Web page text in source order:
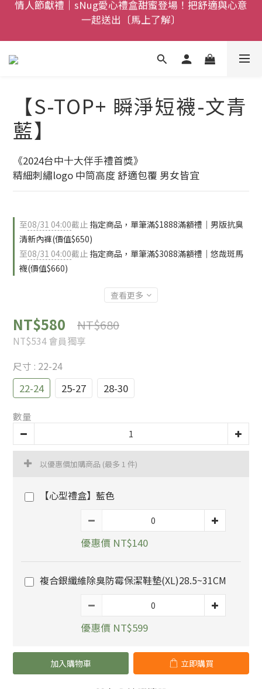
全館$800免運｜任搭８折起｜滿額再送新品-悠哉斑馬
襪〔立即了解〕
父親節禮盒登場｜把舒適送進爸爸的每一天，日夜呵護
一次備好〔馬上了解〕
全館$800免運｜任搭８折起｜滿額再送新品-悠哉斑馬
襪〔立即了解〕
【S-TOP+ 瞬淨短襪-文青
藍】
《2024台中十大伴手禮首獎》
精細刺繡logo 中筒高度 舒適包覆 男女皆宜
至08/31 04:00截止 指定商品，單筆滿$1888滿額禮｜男版抗臭
清新內褲(價值$650)
至08/31 04:00截止 指定商品，單筆滿$3088滿額禮｜悠哉斑馬
襪(價值$660)
查看更多
NT$580 NT$680
NT$534會員獨享
尺寸 : 22-24
22-24 25-27 28-30
數量
以優惠價加購商品 (最多 1 件)
【心型禮盒】藍色
優惠價 NT$140
複合銀纖維除臭防霉保潔鞋墊(XL)28.5~31CM
優惠價 NT$599
加入購物車 立即購買